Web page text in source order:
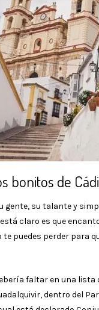
bonitos de
gente, su talante y
claro es que
puedes perder para
faltar en una lista
dentro del